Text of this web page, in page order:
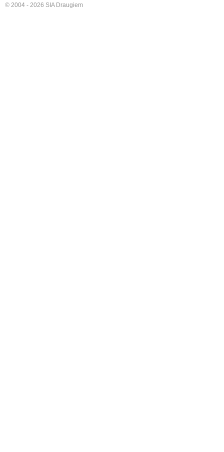
© 2004 - 2026 SIA Draugiem